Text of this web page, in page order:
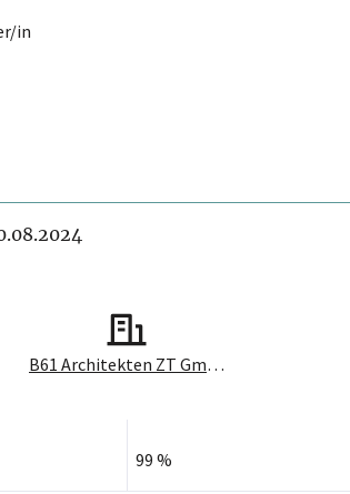
in
B61 Architekten ZT GmbH
99 %